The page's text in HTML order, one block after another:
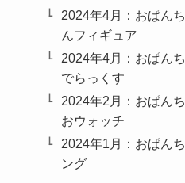
2024年4月：おぱん
んフィギュア
2024年4月：おぱん
でらっくす
2024年2月：おぱん
おウォッチ
2024年1月：おぱん
ング